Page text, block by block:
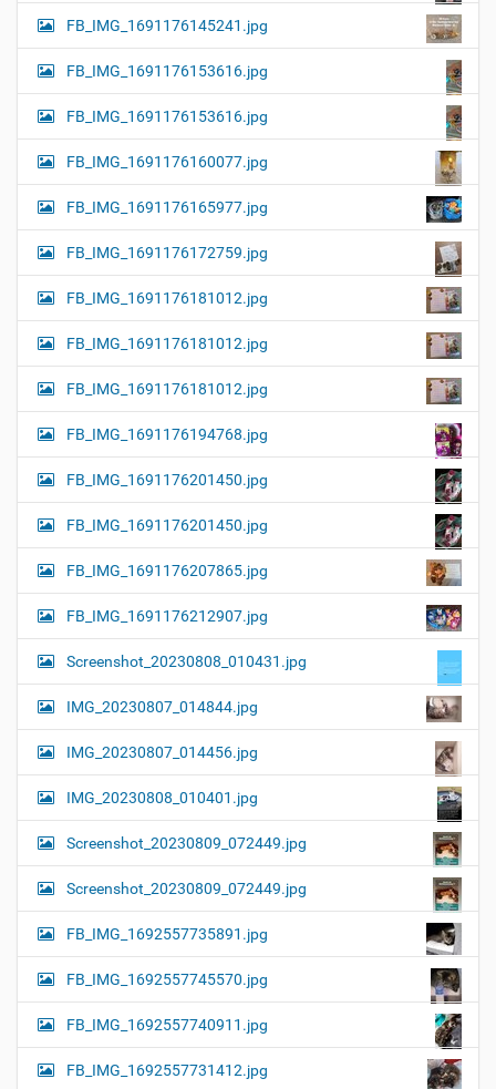
FB_IMG_1691176145241.jpg
FB_IMG_1691176153616.jpg
FB_IMG_1691176153616.jpg
FB_IMG_1691176160077.jpg
FB_IMG_1691176165977.jpg
FB_IMG_1691176172759.jpg
FB_IMG_1691176181012.jpg
FB_IMG_1691176181012.jpg
FB_IMG_1691176181012.jpg
FB_IMG_1691176194768.jpg
FB_IMG_1691176201450.jpg
FB_IMG_1691176201450.jpg
FB_IMG_1691176207865.jpg
FB_IMG_1691176212907.jpg
Screenshot_20230808_010431.jpg
IMG_20230807_014844.jpg
IMG_20230807_014456.jpg
IMG_20230808_010401.jpg
Screenshot_20230809_072449.jpg
Screenshot_20230809_072449.jpg
FB_IMG_1692557735891.jpg
FB_IMG_1692557745570.jpg
FB_IMG_1692557740911.jpg
FB_IMG_1692557731412.jpg